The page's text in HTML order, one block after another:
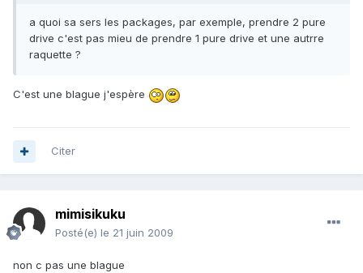
a quoi sa sers les packages, par exemple, prendre 2 pure
drive c'est pas mieu de prendre 1 pure drive et une autrre
raquette ?
C'est une blague j'espère
Citer
mimisikuku
Posté(e) le 21 juin 2009
non c pas une blague